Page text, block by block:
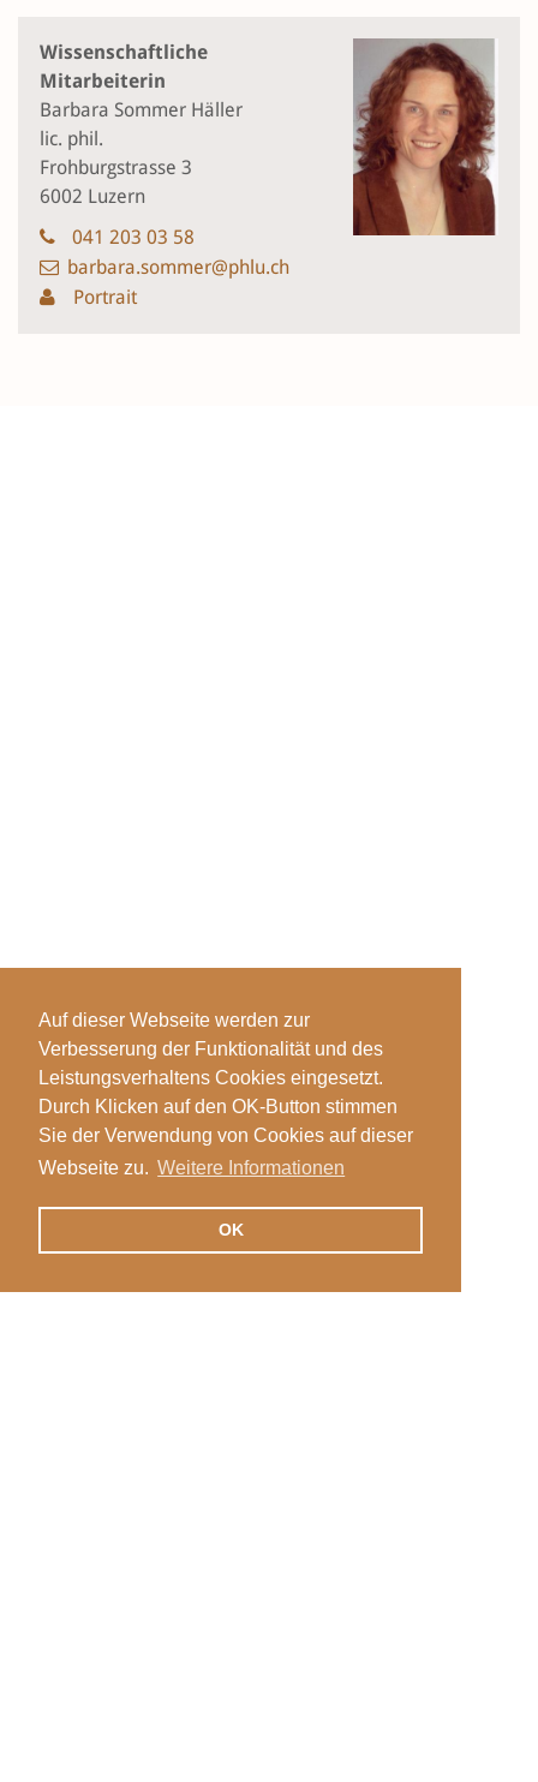
Auf dieser Webseite werden zur
Verbesserung der Funktionalität und des
Leistungsverhaltens Cookies eingesetzt.
Durch Klicken auf den OK-Button stimmen
Sie der Verwendung von Cookies auf dieser
Webseite zu. Weitere Informationen
OK
Wissenschaftliche
Mitarbeiterin
Barbara Sommer Häller
lic. phil.
Frohburgstrasse 3
6002 Luzern
041 203 03 58
barbara.sommer@phlu.ch
Portrait